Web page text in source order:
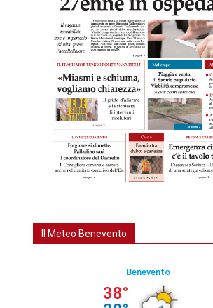
Il Meteo Benevento